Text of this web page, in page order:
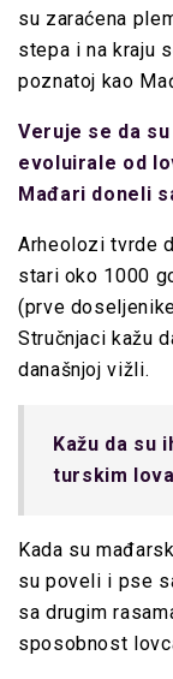
su zaraćena
stepa i na kraju
poznatoj kao
Veruje se da
evoluirale od
Mađari doneli
Arheolozi tvrde
stari oko 1000
(prve
Stručnjaci kažu
današnjoj vižli.
Kažu da su
turskim
Kada su
su poveli i pse
sa drugim
sposobnost